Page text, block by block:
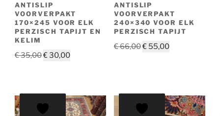
ANTISLIP
VOORVERPAKT
170×245 VOOR ELK
PERZISCH TAPIJT EN
KELIM
€35,00Oorspronkelijke
€30,00Huidige
ANTISLIP
VOORVERPAKT
240×340 VOOR ELK
PERZISCH TAPIJT
€66,00Oorspronkelijke
€55,00Huidige